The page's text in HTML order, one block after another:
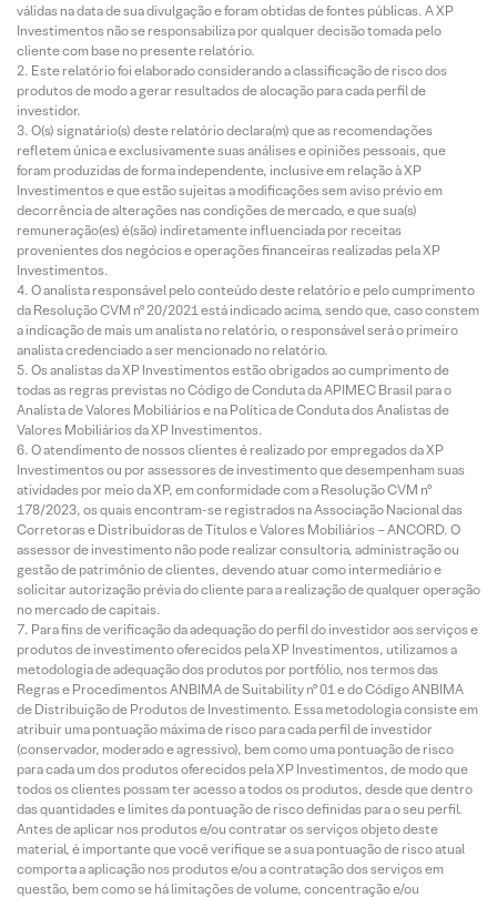
válidas na data de sua divulgação e foram obtidas de fontes públicas. A XP
Investimentos não se responsabiliza por qualquer decisão tomada pelo
cliente com base no presente relatório.
Este relatório foi elaborado considerando a classificação de risco dos
produtos de modo a gerar resultados de alocação para cada perfil de
investidor.
O(s) signatário(s) deste relatório declara(m) que as recomendações
refletem única e exclusivamente suas análises e opiniões pessoais, que
foram produzidas de forma independente, inclusive em relação à XP
Investimentos e que estão sujeitas a modificações sem aviso prévio em
decorrência de alterações nas condições de mercado, e que sua(s)
remuneração(es) é(são) indiretamente influenciada por receitas
provenientes dos negócios e operações financeiras realizadas pela XP
Investimentos.
O analista responsável pelo conteúdo deste relatório e pelo cumprimento
da Resolução CVM nº 20/2021 está indicado acima, sendo que, caso constem
a indicação de mais um analista no relatório, o responsável será o primeiro
analista credenciado a ser mencionado no relatório.
Os analistas da XP Investimentos estão obrigados ao cumprimento de
todas as regras previstas no Código de Conduta da APIMEC Brasil para o
Analista de Valores Mobiliários e na Política de Conduta dos Analistas de
Valores Mobiliários da XP Investimentos.
O atendimento de nossos clientes é realizado por empregados da XP
Investimentos ou por assessores de investimento que desempenham suas
atividades por meio da XP, em conformidade com a Resolução CVM nº
178/2023, os quais encontram-se registrados na Associação Nacional das
Corretoras e Distribuidoras de Títulos e Valores Mobiliários – ANCORD. O
assessor de investimento não pode realizar consultoria, administração ou
gestão de patrimônio de clientes, devendo atuar como intermediário e
solicitar autorização prévia do cliente para a realização de qualquer operação
no mercado de capitais.
Para fins de verificação da adequação do perfil do investidor aos serviços e
produtos de investimento oferecidos pela XP Investimentos, utilizamos a
metodologia de adequação dos produtos por portfólio, nos termos das
Regras e Procedimentos ANBIMA de Suitability nº 01 e do Código ANBIMA
de Distribuição de Produtos de Investimento. Essa metodologia consiste em
atribuir uma pontuação máxima de risco para cada perfil de investidor
(conservador, moderado e agressivo), bem como uma pontuação de risco
para cada um dos produtos oferecidos pela XP Investimentos, de modo que
todos os clientes possam ter acesso a todos os produtos, desde que dentro
das quantidades e limites da pontuação de risco definidas para o seu perfil.
Antes de aplicar nos produtos e/ou contratar os serviços objeto deste
material, é importante que você verifique se a sua pontuação de risco atual
comporta a aplicação nos produtos e/ou a contratação dos serviços em
questão, bem como se há limitações de volume, concentração e/ou